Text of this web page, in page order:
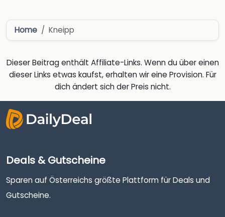
Home Kneipp
Dieser Beitrag enthält Affiliate-Links. Wenn du über einen
dieser Links etwas kaufst, erhalten wir eine Provision. Für
dich ändert sich der Preis nicht.
Deals & Gutscheine
Sparen auf Österreichs größte Plattform für Deals und
Gutscheine.